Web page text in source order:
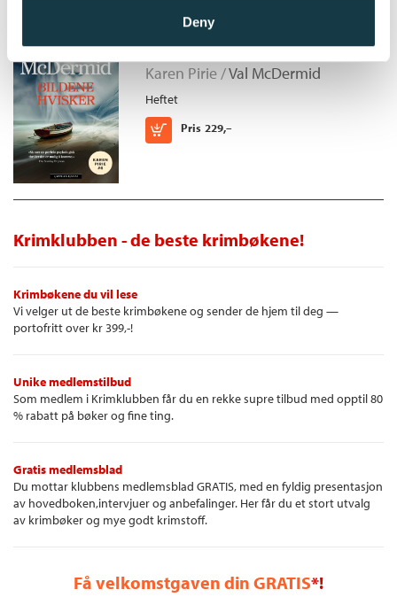
Deny
Bildene hvisker
Karen Pirie /Val McDermid
Heftet
Pris 229,–
Kjøp
Krimklubben - de beste krimbøkene!
Krimbøkene du vil lese
Vi velger ut de beste krimbøkene og sender de hjem til deg —
portofritt over kr 399,-!
Unike medlemstilbud
Som medlem i Krimklubben får du en rekke supre tilbud med opptil 80
% rabatt på bøker og fine ting.
Gratis medlemsblad
Du mottar klubbens medlemsblad GRATIS, med en fyldig presentasjon
av hovedboken,intervjuer og anbefalinger. Her får du et stort utvalg
av krimbøker og mye godt krimstoff.
Få velkomstgaven din GRATIS*!